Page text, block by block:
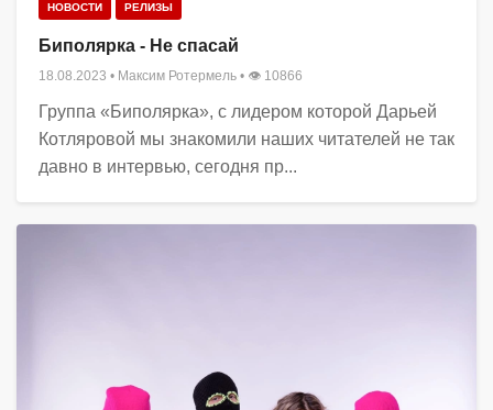
НОВОСТИ РЕЛИЗЫ
Биполярка - Не спасай
18.08.2023 • Максим Ротермель • 👁 10866
Группа «Биполярка», с лидером которой Дарьей
Котляровой мы знакомили наших читателей не так
давно в интервью, сегодня пр...